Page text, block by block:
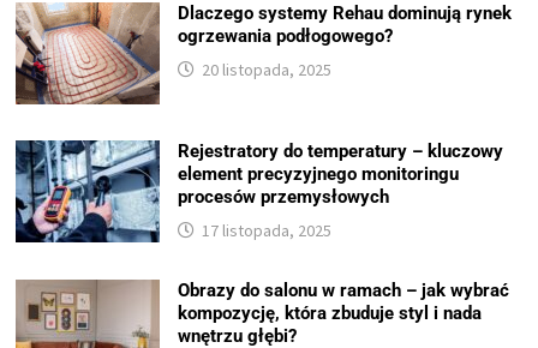
Dlaczego systemy Rehau dominują rynek
ogrzewania podłogowego?
20 listopada, 2025
Rejestratory do temperatury – kluczowy
element precyzyjnego monitoringu
procesów przemysłowych
17 listopada, 2025
Obrazy do salonu w ramach – jak wybrać
kompozycję, która zbuduje styl i nada
wnętrzu głębi?